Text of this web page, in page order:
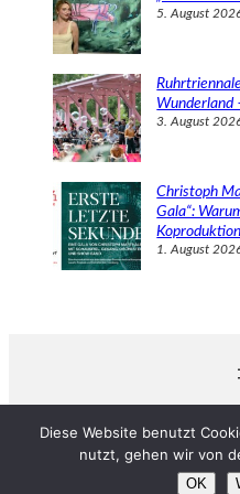
5. August
Wunderland
3. August
Christoph
Gala“:
1. August
Diese Website benutzt
nutzt, gehen wir von
OK